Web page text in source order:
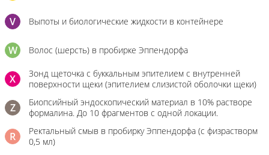
V Выпоты и биологические жидкости в контейнере
W Волос (шерсть) в пробирке Эппендорфа
X
Зонд щеточка с буккальным эпителием с внутренней
поверхности щеки (эпителием слизистой оболочки щеки)
Z
Биопсийный эндоскопический материал в 10% растворе
формалина. До 10 фрагментов с одной локации.
R
Ректальный смыв в пробирку Эппендорфа (с физрастворм
0,5 мл)